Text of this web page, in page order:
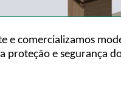
e comercializamos
proteção e segurança